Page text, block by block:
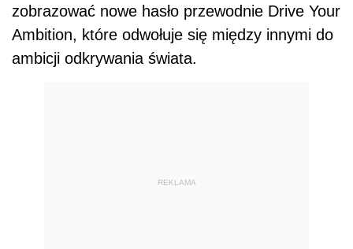
zobrazować nowe hasło przewodnie Drive Your
Ambition, które odwołuje się między innymi do
ambicji odkrywania świata.
REKLAMA